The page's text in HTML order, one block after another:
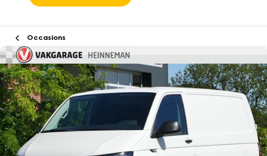
Occasions